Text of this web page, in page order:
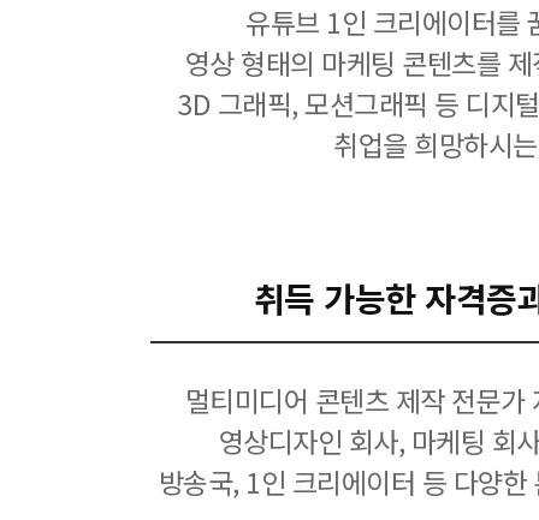
유튜브 1인 크리에이터를
영상 형태의 마케팅 콘텐츠를
3D 그래픽, 모션그래픽 등 디지
취업을 희망하시
취득 가능한 자격증
멀티미디어 콘텐츠 제작 전문가
영상디자인 회사, 마케팅 회
방송국, 1인 크리에이터 등 다양